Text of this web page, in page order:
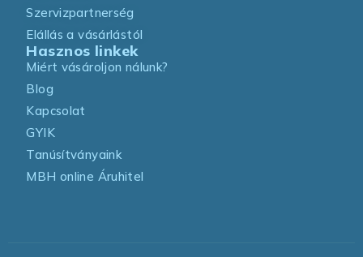
Szervizpartnerség
Elállás a vásárlástól
Hasznos linkek
Miért vásároljon nálunk?
Blog
Kapcsolat
GYIK
Tanúsítványaink
MBH online Áruhitel